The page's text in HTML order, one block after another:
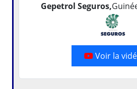
Gepetrol Seguros,
Voir la